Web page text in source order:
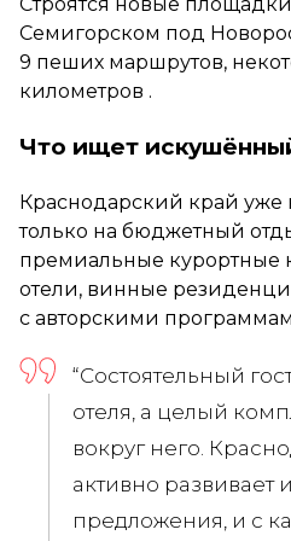
Семигорском под
9 пеших маршрутов,
километров .
Что ищет
Краснодарский край уже
только на бюджетный
премиальные курортные
отели, винные
с авторскими
“Состоятельный
отеля, а целый
вокруг него.
активно развивает
предложения, и с